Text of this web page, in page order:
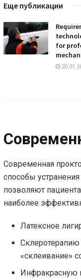
Еще публикации
for
Современная
способы
позволяют
наиболее
Латексное
«склеивание»
Инфракрасную